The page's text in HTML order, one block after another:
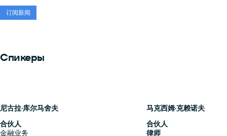
订阅新闻
Спикеры
尼古拉·库尔马舍夫
合伙人
金融业务
马克西姆·克赖诺夫
合伙人
律师